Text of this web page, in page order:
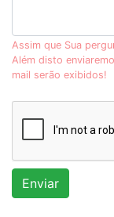
Assim que Sua
Além disto
mail serão exibidos!
Enviar